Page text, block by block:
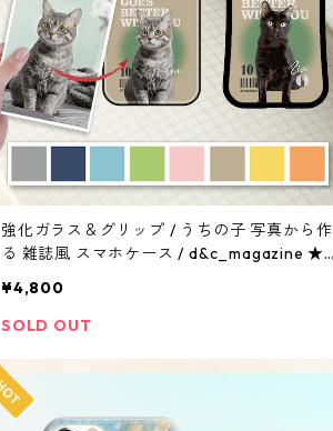
強化ガラス＆グリップ / うちの子 写真から作
る 雑誌風 スマホケース / d&c_magazine ★
系・犬 猫 ペット】
¥4,800
SOLD OUT